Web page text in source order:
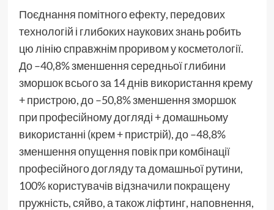
Поєднання помітного ефекту, передових
технологій і глибоких наукових знань робить
цю лінію справжнім проривом у косметології.
До –40,8% зменшення середньої глибини
зморшок всього за 14 днів використання крему
+ пристрою, до –50,8% зменшення зморшок
при професійному догляді + домашньому
використанні (крем + пристрій), до –48,8%
зменшення опущення повік при комбінації
професійного догляду та домашньої рутини,
100% користувачів відзначили покращену
пружність, сяйво, а також ліфтинг, наповнення,